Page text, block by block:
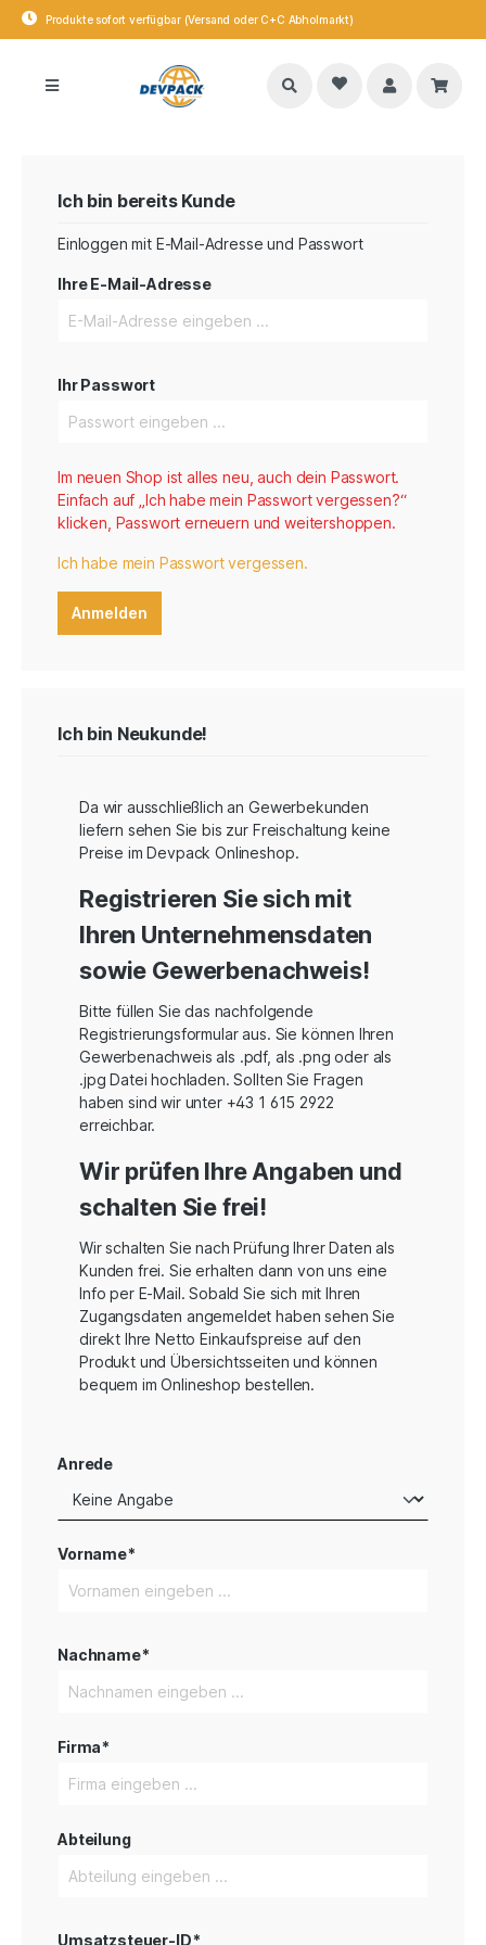
Produkte sofort verfügbar (Versand oder C+C Abholmarkt)
Ich bin bereits Kunde
Einloggen mit E-Mail-Adresse und Passwort
Ihre E-Mail-Adresse
Ihr Passwort
Im neuen Shop ist alles neu, auch dein Passwort.
Einfach auf „Ich habe mein Passwort vergessen?“
klicken, Passwort erneuern und weitershoppen.
Ich habe mein Passwort vergessen.
Anmelden
Ich bin Neukunde!
Da wir ausschließlich an Gewerbekunden
liefern sehen Sie bis zur Freischaltung keine
Preise im Devpack Onlineshop.
Registrieren Sie sich mit
Ihren Unternehmensdaten
sowie Gewerbenachweis!
Bitte füllen Sie das nachfolgende
Registrierungsformular aus. Sie können Ihren
Gewerbenachweis als .pdf, als .png oder als
.jpg Datei hochladen. Sollten Sie Fragen
haben sind wir unter +43 1 615 2922
erreichbar.
Wir prüfen Ihre Angaben und
schalten Sie frei!
Wir schalten Sie nach Prüfung Ihrer Daten als
Kunden frei. Sie erhalten dann von uns eine
Info per E-Mail. Sobald Sie sich mit Ihren
Zugangsdaten angemeldet haben sehen Sie
direkt Ihre Netto Einkaufspreise auf den
Produkt und Übersichtsseiten und können
bequem im Onlineshop bestellen.
Anrede
Vorname*
Nachname*
Firma*
Abteilung
Umsatzsteuer-ID*